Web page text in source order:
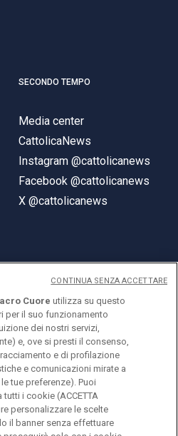
SECONDO TEMPO
Media center
CattolicaNews
Instagram @cattolicanews
Facebook @cattolicanews
X @cattolicanews
Cuore
Milano
Cuore utilizza su questo
per il suo funzionamento
dei nostri servizi,
e, ove si presti il consenso,
e di profilazione
e comunicazioni mirate a
tue preferenze). Puoi
i cookie (ACCETTA
personalizzare le scelte
il banner senza effettuare
CONTINUA SENZA ACCETTARE